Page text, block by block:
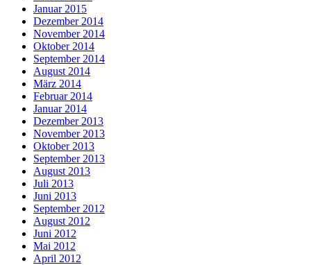
Januar 2015
Dezember 2014
November 2014
Oktober 2014
September 2014
August 2014
März 2014
Februar 2014
Januar 2014
Dezember 2013
November 2013
Oktober 2013
September 2013
August 2013
Juli 2013
Juni 2013
September 2012
August 2012
Juni 2012
Mai 2012
April 2012